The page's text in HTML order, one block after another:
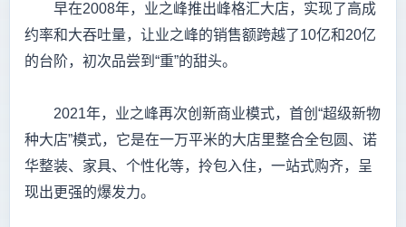
早在2008年，业之峰推出峰格汇大店，实现了高成
约率和大吞吐量，让业之峰的销售额跨越了10亿和20亿
的台阶，初次品尝到“重”的甜头。
2021年，业之峰再次创新商业模式，首创“超级新物
种大店”模式，它是在一万平米的大店里整合全包圆、诺
华整装、家具、个性化等，拎包入住，一站式购齐，呈
现出更强的爆发力。